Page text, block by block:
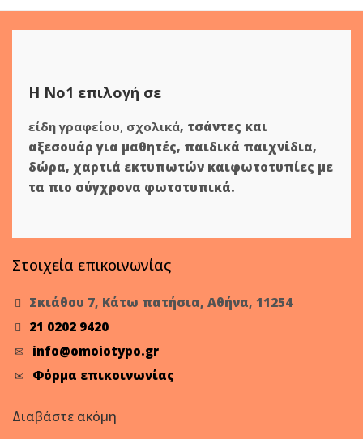
Η Νο1 επιλογή σε
είδη γραφείου, σχολικά, τσάντες και
αξεσουάρ για μαθητές, παιδικά παιχνίδια,
δώρα, χαρτιά εκτυπωτών καιφωτοτυπίες με
τα πιο σύγχρονα φωτοτυπικά.
Στοιχεία επικοινωνίας
Σκιάθου 7, Κάτω πατήσια, Αθήνα, 11254
21 0202 9420
info@omoiotypo.gr
Φόρμα επικοινωνίας
Διαβάστε ακόμη